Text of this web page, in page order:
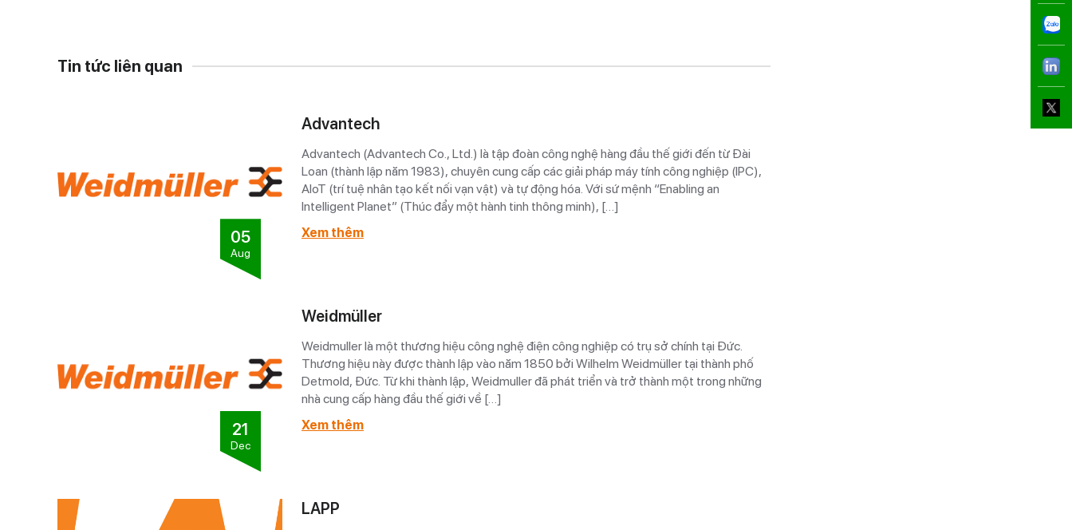
Tin tức liên quan
05
Aug
Advantech
Advantech (Advantech Co., Ltd.) là tập đoàn công nghệ hàng đầu thế giới đến từ Đài
Loan (thành lập năm 1983), chuyên cung cấp các giải pháp máy tính công nghiệp (IPC),
AIoT (trí tuệ nhân tạo kết nối vạn vật) và tự động hóa. Với sứ mệnh “Enabling an
Intelligent Planet” (Thúc đẩy một hành tinh thông minh), […]
Xem thêm
21
Dec
Weidmüller
Weidmuller là một thương hiệu công nghệ điện công nghiệp có trụ sở chính tại Đức.
Thương hiệu này được thành lập vào năm 1850 bởi Wilhelm Weidmüller tại thành phố
Detmold, Đức. Từ khi thành lập, Weidmuller đã phát triển và trở thành một trong những
nhà cung cấp hàng đầu thế giới về […]
Xem thêm
LAPP